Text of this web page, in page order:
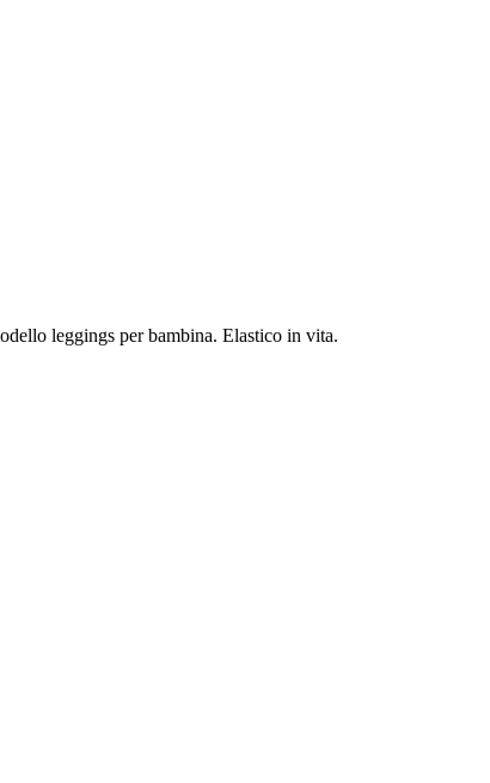
leggings per bambina. Elastico in vita.